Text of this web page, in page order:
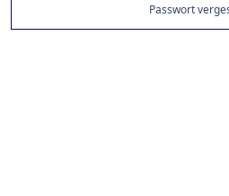
Passwort